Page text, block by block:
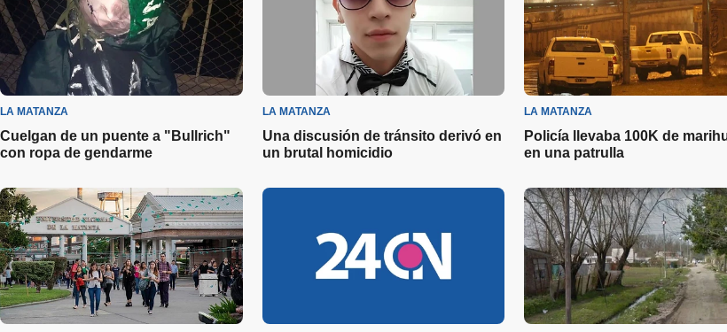
LA MATANZA
Cuelgan de un puente a "Bullrich"
con ropa de gendarme
LA MATANZA
Una discusión de tránsito derivó en
un brutal homicidio
LA MATANZA
Policía llevaba 100K de
en una patrulla